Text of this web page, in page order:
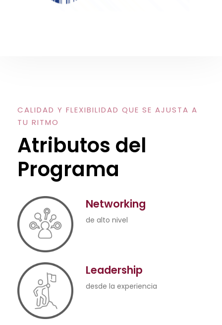
CALIDAD Y FLEXIBILIDAD QUE SE AJUSTA A
TU RITMO
Atributos del
Programa
Networking
de alto nivel
Leadership
desde la experiencia